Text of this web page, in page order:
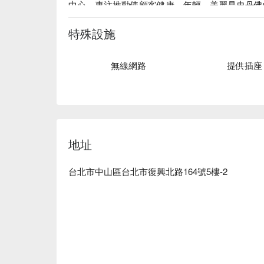
中心、專注推動使顧客健康、年輕、美麗是史丹佛
史丹佛推薦：史丹佛集團 / 生髮、淯髮的特色，
含類固醇，更有專業的醫療背景來服務大眾。
史丹佛健康美學形象館預約、史丹佛健康美學形
特殊設施
無線網路 提供插座
地址
台北市中山區台北市復興北路164號5樓-2